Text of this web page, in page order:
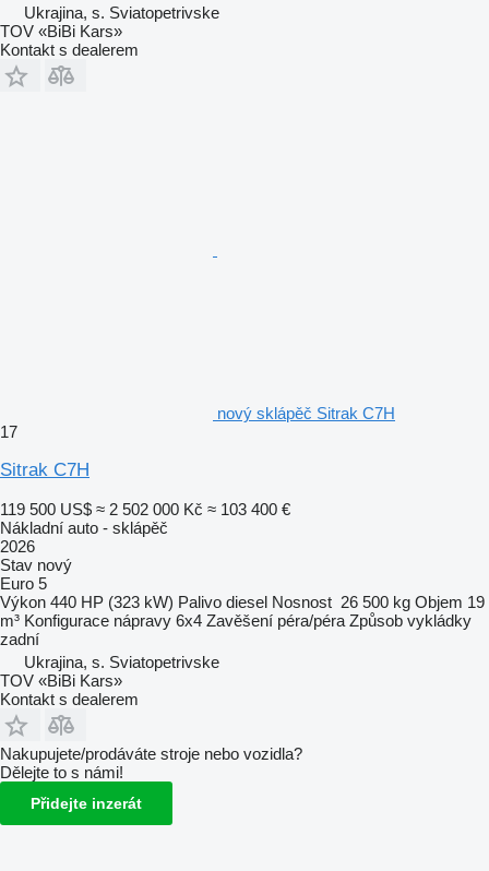
Ukrajina, s. Sviatopetrivske
TOV «BiBi Kars»
Kontakt s dealerem
nový sklápěč Sitrak C7H
17
Sitrak C7H
119 500 US$ ≈ 2 502 000 Kč ≈ 103 400 €
Nákladní auto - sklápěč
2026
Stav nový
Euro 5
Výkon 440 HP (323 kW) Palivo diesel Nosnost 26 500 kg Objem 19
m³ Konfigurace nápravy 6x4 Zavěšení péra/péra Způsob vykládky
zadní
Ukrajina, s. Sviatopetrivske
TOV «BiBi Kars»
Kontakt s dealerem
Nakupujete/prodáváte stroje nebo vozidla?
Dělejte to s námi!
Přidejte inzerát